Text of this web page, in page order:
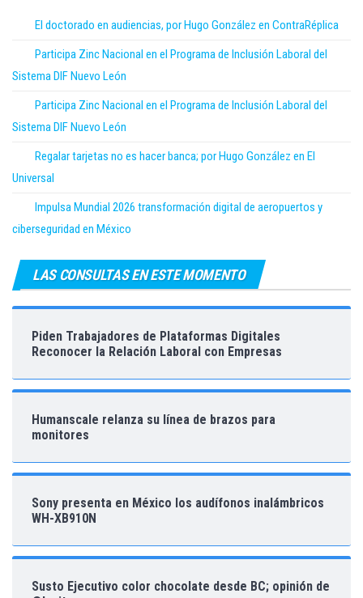
El doctorado en audiencias, por Hugo González en ContraRéplica
Participa Zinc Nacional en el Programa de Inclusión Laboral del
Sistema DIF Nuevo León
Participa Zinc Nacional en el Programa de Inclusión Laboral del
Sistema DIF Nuevo León
Regalar tarjetas no es hacer banca; por Hugo González en El
Universal
Impulsa Mundial 2026 transformación digital de aeropuertos y
ciberseguridad en México
LAS CONSULTAS EN ESTE MOMENTO
Piden Trabajadores de Plataformas Digitales
Reconocer la Relación Laboral con Empresas
Humanscale relanza su línea de brazos para
monitores
Sony presenta en México los audífonos inalámbricos
WH-XB910N
Susto Ejecutivo color chocolate desde BC; opinión de